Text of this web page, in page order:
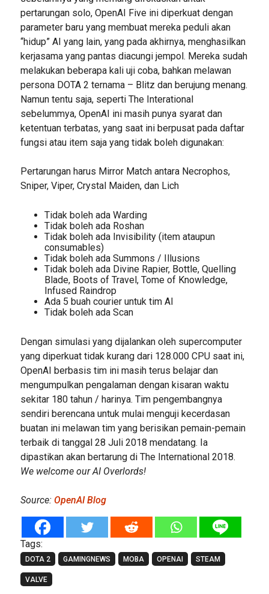
pertarungan solo, OpenAI Five ini diperkuat dengan
parameter baru yang membuat mereka peduli akan
“hidup” AI yang lain, yang pada akhirnya, menghasilkan
kerjasama yang pantas diacungi jempol. Mereka sudah
melakukan beberapa kali uji coba, bahkan melawan
persona DOTA 2 ternama – Blitz dan berujung menang.
Namun tentu saja, seperti The Interational
sebelummya, OpenAI ini masih punya syarat dan
ketentuan terbatas, yang saat ini berpusat pada daftar
fungsi atau item saja yang tidak boleh digunakan:
Pertarungan harus Mirror Match antara Necrophos,
Sniper, Viper, Crystal Maiden, dan Lich
Tidak boleh ada Warding
Tidak boleh ada Roshan
Tidak boleh ada Invisibility (item ataupun
consumables)
Tidak boleh ada Summons / Illusions
Tidak boleh ada Divine Rapier, Bottle, Quelling
Blade, Boots of Travel, Tome of Knowledge,
Infused Raindrop
Ada 5 buah courier untuk tim AI
Tidak boleh ada Scan
Dengan simulasi yang dijalankan oleh supercomputer
yang diperkuat tidak kurang dari 128.000 CPU saat ini,
OpenAI berbasis tim ini masih terus belajar dan
mengumpulkan pengalaman dengan kisaran waktu
sekitar 180 tahun / harinya. Tim pengembangnya
sendiri berencana untuk mulai menguji kecerdasan
buatan ini melawan tim yang berisikan pemain-pemain
terbaik di tanggal 28 Juli 2018 mendatang. Ia
dipastikan akan bertarung di The International 2018.
We welcome our AI Overlords!
Source: OpenAI Blog
Tags:
DOTA 2 GAMINGNEWS MOBA OPENAI STEAM
VALVE